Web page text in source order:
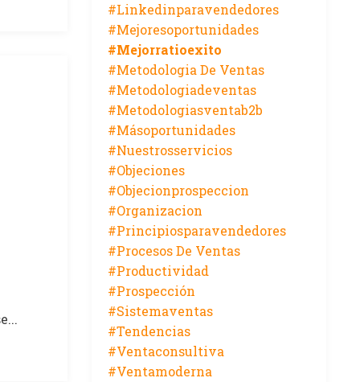
#linkedinparavendedores
#mejoresoportunidades
#mejorratioexito
#metodologia De Ventas
#metodologiadeventas
#metodologiasventab2b
#másoportunidades
#nuestrosservicios
#objeciones
#objecionprospeccion
#organizacion
#principiosparavendedores
#procesos De Ventas
#productividad
#prospección
#sistemaventas
#tendencias
#ventaconsultiva
#ventamoderna